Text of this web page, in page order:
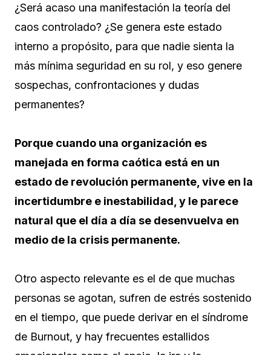
¿Será acaso una manifestación la teoría del
caos controlado? ¿Se genera este estado
interno a propósito, para que nadie sienta la
más mínima seguridad en su rol, y eso genere
sospechas, confrontaciones y dudas
permanentes?
Porque cuando una organización es
manejada en forma caótica está en un
estado de revolución permanente, vive en la
incertidumbre e inestabilidad, y le parece
natural que el día a día se desenvuelva en
medio de la crisis permanente.
Otro aspecto relevante es el de que muchas
personas se agotan, sufren de estrés sostenido
en el tiempo, que puede derivar en el síndrome
de Burnout, y hay frecuentes estallidos